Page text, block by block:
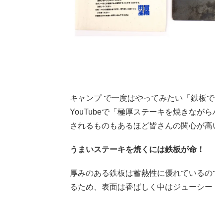
キャンプ で一度はやってみたい「鉄板で
YouTubeで「極厚ステーキを焼きなが
されるものもあるほど皆さんの関心が高
うまいステーキを焼くには鉄板が命！
厚みのある鉄板は蓄熱性に優れている
るため、表面は香ばしく中はジューシ